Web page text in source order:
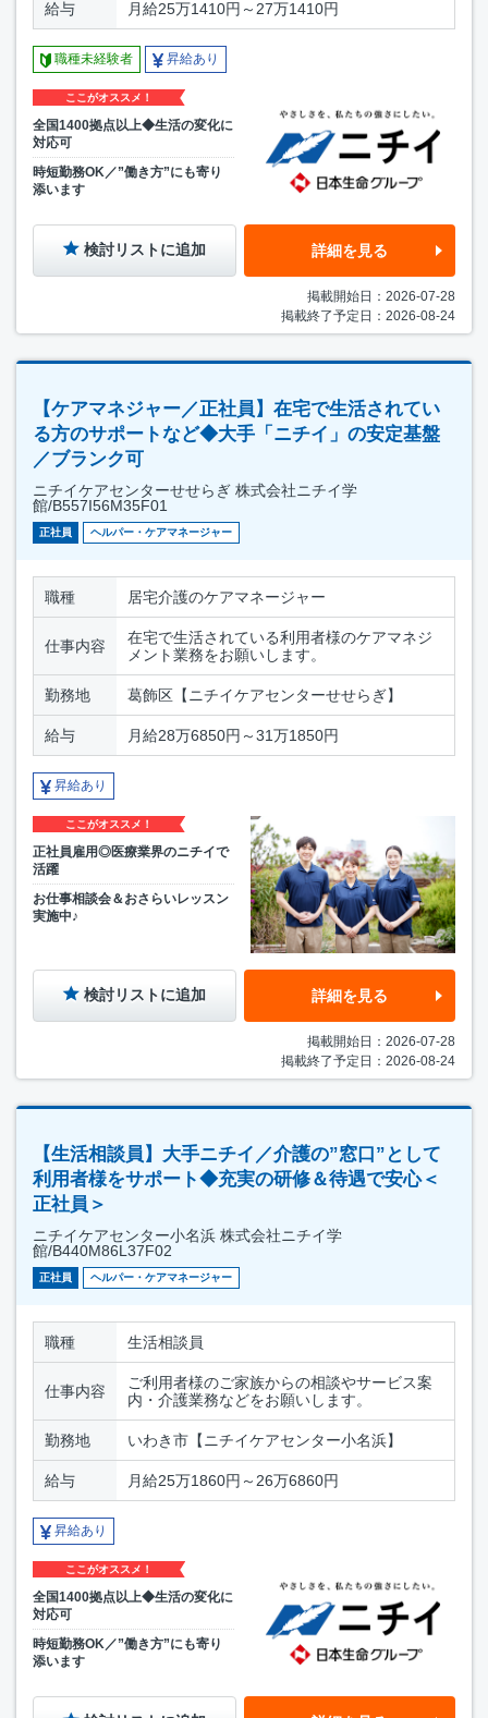
給与 月給25万1410円～27万1410円
職種未経験者 昇給あり
ここがオススメ！
全国1400拠点以上◆生活の変化に
対応可
時短勤務OK／”働き方”にも寄り
添います
検討リストに追加 詳細を見る
掲載開始日：2026-07-28
掲載終了予定日：2026-08-24
【ケアマネジャー／正社員】在宅で生活されてい
る方のサポートなど◆大手「ニチイ」の安定基盤
／ブランク可
ニチイケアセンターせせらぎ 株式会社ニチイ学
館/B557I56M35F01
正社員 ヘルパー・ケアマネージャー
職種 居宅介護のケアマネージャー
仕事内容
在宅で生活されている利用者様のケアマネジ
メント業務をお願いします。
勤務地 葛飾区【ニチイケアセンターせせらぎ】
給与 月給28万6850円～31万1850円
昇給あり
ここがオススメ！
正社員雇用◎医療業界のニチイで
活躍
お仕事相談会＆おさらいレッスン
実施中♪
検討リストに追加 詳細を見る
掲載開始日：2026-07-28
掲載終了予定日：2026-08-24
【生活相談員】大手ニチイ／介護の”窓口”として
利用者様をサポート◆充実の研修＆待遇で安心＜
正社員＞
ニチイケアセンター小名浜 株式会社ニチイ学
館/B440M86L37F02
正社員 ヘルパー・ケアマネージャー
職種 生活相談員
仕事内容
ご利用者様のご家族からの相談やサービス案
内・介護業務などをお願いします。
勤務地 いわき市【ニチイケアセンター小名浜】
給与 月給25万1860円～26万6860円
昇給あり
ここがオススメ！
全国1400拠点以上◆生活の変化に
対応可
時短勤務OK／”働き方”にも寄り
添います